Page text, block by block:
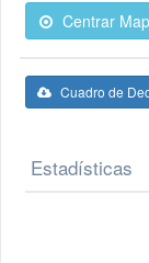
Centrar
Cuadro de
Estadísticas